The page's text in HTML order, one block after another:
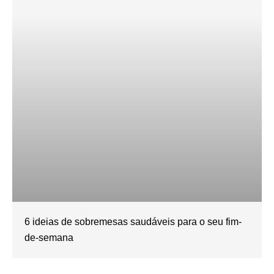
6 ideias de sobremesas saudáveis para o seu fim-
de-semana